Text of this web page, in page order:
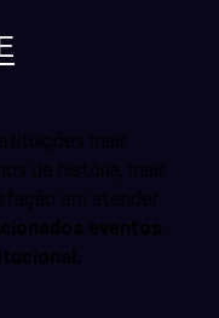
mais
de história, mais
em atender.
eventos